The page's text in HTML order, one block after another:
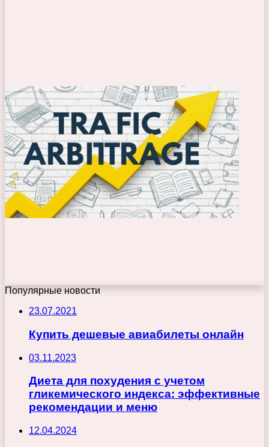
Популярные новости
23.07.2021
Купить дешевые авиабилеты онлайн
03.11.2023
Диета для похудения с учетом
гликемического индекса: эффективные
рекомендации и меню
12.04.2024